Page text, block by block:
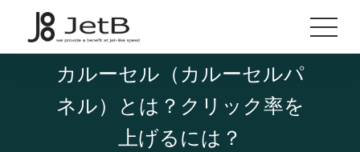
カルーセル（カルーセルパ
ネル）とは？クリック率を
上げるには？